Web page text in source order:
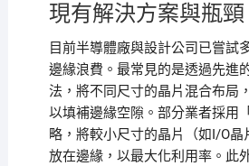
現有解決方案與瓶頸
目前半導體廠與設計公司已嘗試
邊緣浪費。最常見的是透過先進
法，將不同尺寸的晶片混合布局
以填補邊緣空隙。部分業者採用
略，將較小尺寸的晶片（如I/O晶
放在邊緣，以最大化利用率。此